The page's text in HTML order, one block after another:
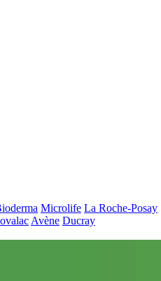
Microlife La Roche-Posay
Avène Ducray